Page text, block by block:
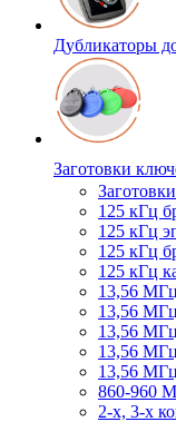
Дубликаторы
Заготовки
125 кГц
125 кГц
125 кГц
125 кГц
13,56
13,56
13,56
13,56
13,56
860-960
2-х, 3-х